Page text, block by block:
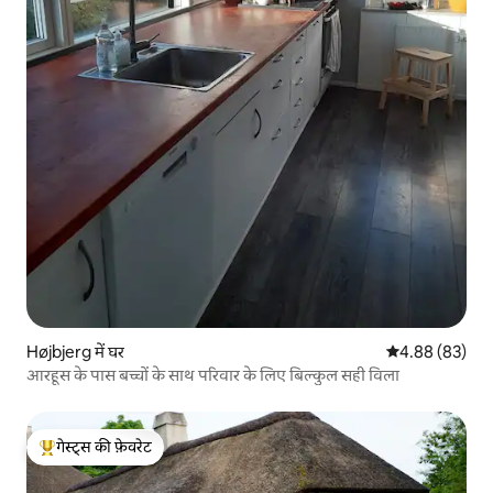
Højbjerg में घर औसत रेटिंग 5 में
4.88 (83)
आरहूस के पास बच्चों के साथ परिवार के लिए बिल्कुल सही विला
गेस्ट्स का टॉप फ़ेवरेट
गेस्ट्स की फ़ेवरेट